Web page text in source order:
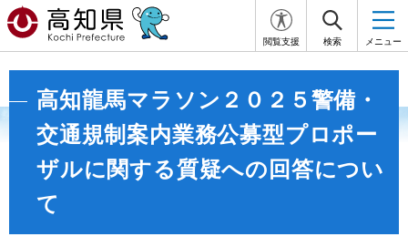
閲覧支援 検索 メニュー
高知龍馬マラソン２０２５警備・
交通規制案内業務公募型プロポー
ザルに関する質疑への回答につい
て